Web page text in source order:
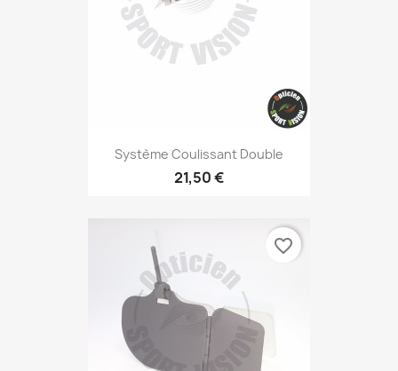
Système Coulissant Double
21,50 €
favorite_border